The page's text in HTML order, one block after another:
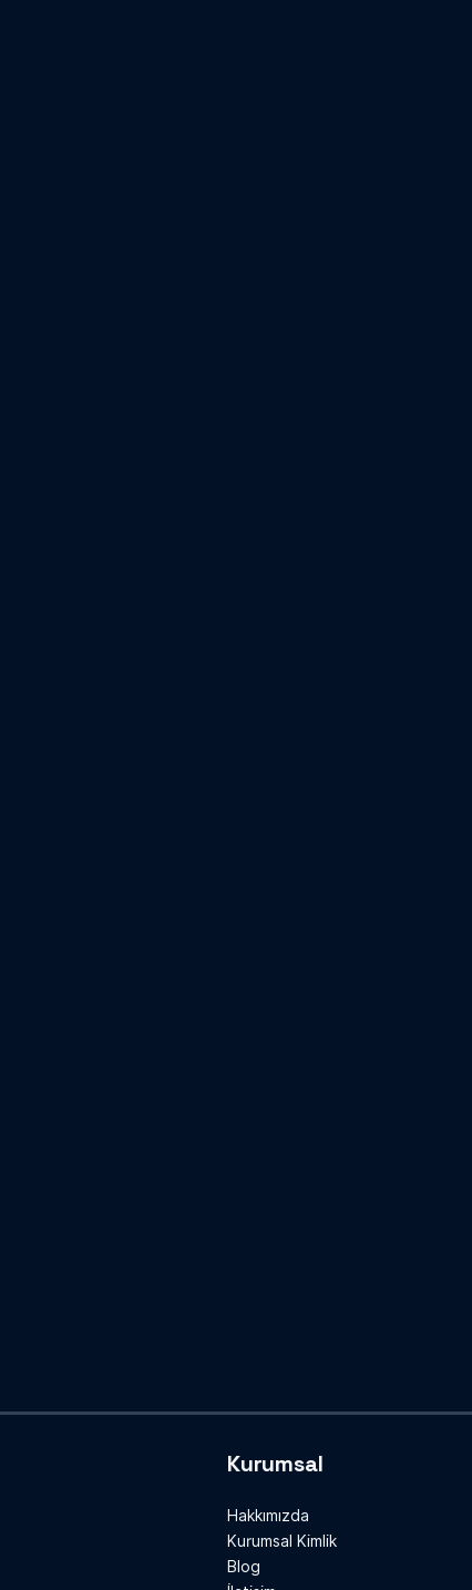
Kurumsal
Hakkımızda
Kurumsal Kimlik
Blog